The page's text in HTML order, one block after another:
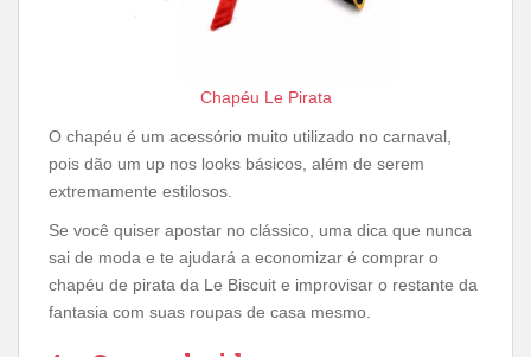
Chapéu Le Pirata
O chapéu é um acessório muito utilizado no carnaval,
pois dão um up nos looks básicos, além de serem
extremamente estilosos.
Se você quiser apostar no clássico, uma dica que nunca
sai de moda e te ajudará a economizar é comprar o
chapéu de pirata da Le Biscuit e improvisar o restante da
fantasia com suas roupas de casa mesmo.